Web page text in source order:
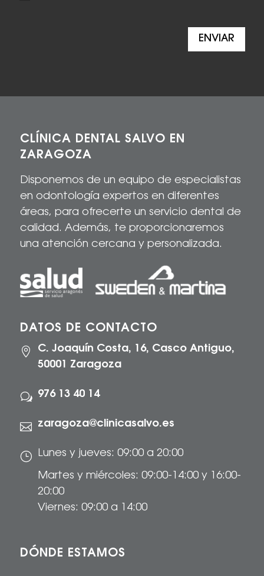
ENVIAR
CLÍNICA DENTAL SALVO EN
ZARAGOZA
Disponemos de un equipo de especialistas
en odontología expertos en diferentes
áreas, para ofrecerteun servicio dental de
calidad. Además, te proporcionaremos
una atención cercana y personalizada.
DATOS DE CONTACTO

C. Joaquín Costa, 16, Casco Antiguo,
50001 Zaragoza
w 976 13 40 14
 zaragoza@clinicasalvo.es
} Lunes y jueves: 09:00 a 20:00
Martes y miércoles: 09:00-14:00 y 16:00-
20:00
Viernes: 09:00 a 14:00
DÓNDE ESTAMOS